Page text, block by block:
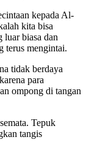
kepada Al-
kita bisa
luar biasa dan
terus mengintai.
tidak berdaya
para
ompong di tangan
Tepuk
tangis